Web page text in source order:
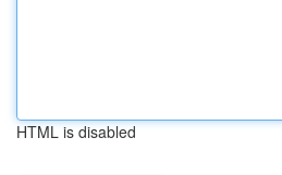
HTML is disabled